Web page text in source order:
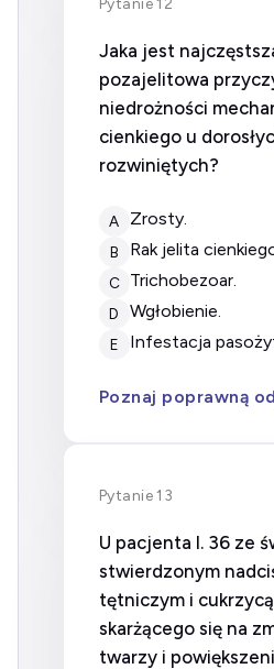
Jaka jest
pozajelitowa
niedrożności
cienkiego u
rozwiniętych?
A zrosty.
B rak jelita
C trichobezoar.
D wgłobienie.
E infestacja
Poznaj poprawną
Pytanie 13
U pacjenta l. 36 ze
stwierdzonym
tętniczym i
skarżącego się na
twarzy i